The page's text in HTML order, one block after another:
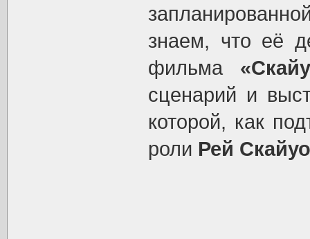
знаем, что её
фильма
сценарий и
которой, как
роли Рей